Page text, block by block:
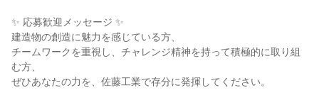
✨ 応募歓迎メッセージ ✨
建造物の創造に魅力を感じている方、
チームワークを重視し、チャレンジ精神を持って積極的に取り組
む方、
ぜひあなたの力を、佐藤工業で存分に発揮してください。